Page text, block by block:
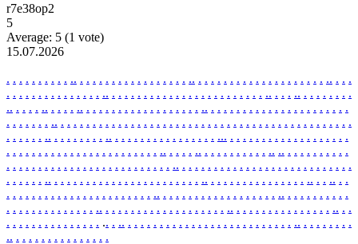
r7e38op2
5
Average: 5 (1 vote)
15.07.2026
. . . . . . . . . . .. . . . . . . . . . . . . . . . . . .. . . . . . . . . . . . . . . . . . . . . .. . . .
. . . . . . . . . . . . . . . .. . . . . . . . . . . . . . . . . . . . . . . . . .. . . . .. . . . . . . . .
.. . . . . .. . . . . .. . . . . . . . . . . . . . . . . . . .. . . . . . . . . . . . . . . . . . . . . . .
. . . . . . . .. . . . . . . . . . . . . . . . . . . . . . . . . . . . . . . . . . . . . . . . . . . . . . .
. . . . . . .. . . . . . . . . .. . . . . . . . . . . . . . . . . ... . . . . . . . . . . . . . . . . . . .
. . . . . . . . . . . . . . . . . . . . . . . . .. . . . . .. . . . . . . . . . . .. .. . . . . . . . . . .
. . . . . . . . . . . . . . . . . . . . . . . . . . .. . . . . . . . . . . . . . . . . . . . . . . . . . . .
. . . . . . .. . . . . . . . . . . . . . . . . . . . . . . . .. . . . . . . . . . . . . . . . .. . . .. . .
. . . . . . . . . . . . . . . . . . . . . . . .. . . . . . . . . . . . . . . . . . . .. . . . . . . . . . .
. . . . . . . . . . . . . . .. . . . . . . . . . . . . . . . . . . . .. . . . . . . . . . . . . . . . .. . .
. . . . . . . . . . . . . . . .. . .. . . . . . . . . . . . . . . . . . . . . . . . . . . .. . . . . . . . .
.. . . . . . . . . . . . . . . .